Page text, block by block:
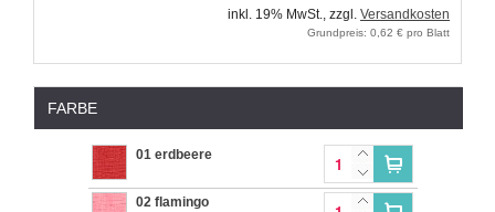
inkl. 19% MwSt., zzgl. Versandkosten
Grundpreis: 0,62 € pro Blatt
FARBE
01 erdbeere
02 flamingo